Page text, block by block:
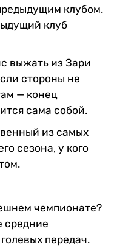
клубом.
клуб
выжать из Зари
стороны не
— конец
сама собой.
из самых
сезона, у кого
чемпионате?
средние
передач.